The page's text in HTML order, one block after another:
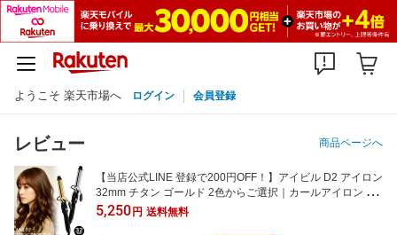
ようこそ 楽天市場へ ログイン 会員登録
レビュー 商品ページへ
【当店公式LINE 登録で200円OFF！】アイビル D2 アイロン
32mm チタン ゴールド 2色からご選択｜カールアイロン コ
テ アイビル DH アイロン 後継品｜アイビル 32mm アイビル
コテ【楽天市場最安挑戦中!!】
5,250円 送料無料